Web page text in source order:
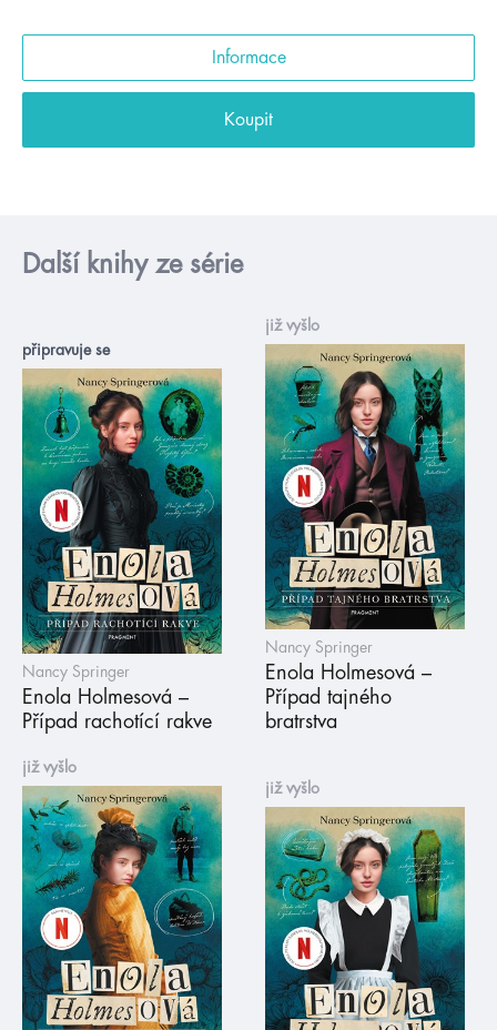
Informace
Koupit
Další knihy ze série
připravuje se
Nancy Springer
Enola Holmesová –
Případ rachotící rakve
již vyšlo
Nancy Springer
Enola Holmesová –
Případ tajného
bratrstva
již vyšlo
již vyšlo